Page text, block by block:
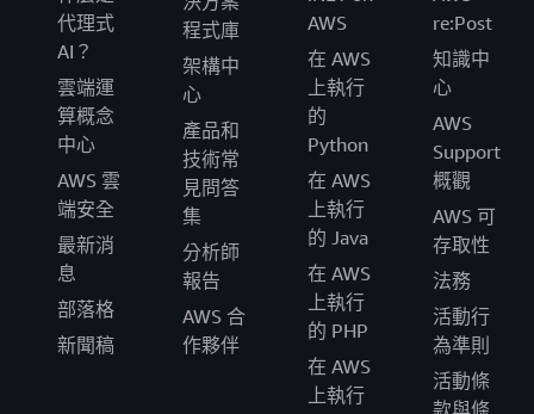
代理式
AI？
雲端運
算概念
中心
AWS 雲
端安全
最新消
息
部落格
新聞稿
程式庫
架構中
心
產品和
技術常
見問答
集
分析師
報告
AWS 合
作夥伴
AWS
在 AWS
上執行
的
Python
在 AWS
上執行
的 Java
在 AWS
上執行
的 PHP
在 AWS
上執行
re:Post
知識中
心
AWS
Support
概觀
AWS 可
存取性
法務
活動行
為準則
活動條